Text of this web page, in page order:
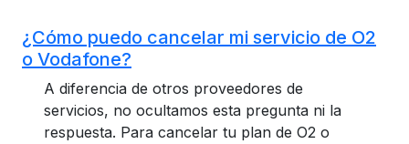
¿Cómo puedo cancelar mi servicio de O2
o Vodafone?
A diferencia de otros proveedores de
servicios, no ocultamos esta pregunta ni la
respuesta. Para cancelar tu plan de O2 o